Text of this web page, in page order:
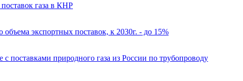
газа в КНР
экспортных поставок, к 2030г. - до 15%
поставками природного газа из России по трубопроводу